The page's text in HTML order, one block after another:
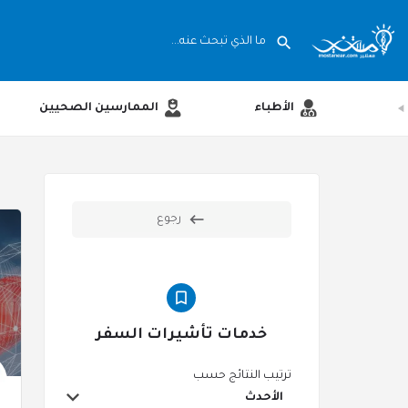
الأطباء الممارسين الصحيين
رجوع
خدمات تأشيرات السفر
الأحدث
ترتيب النتائج حسب